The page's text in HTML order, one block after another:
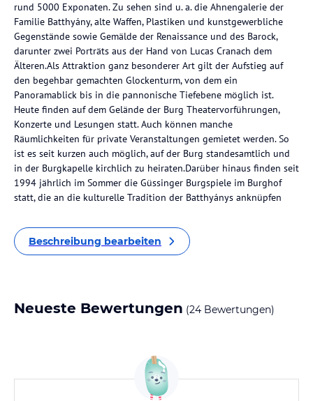
rund 5000 Exponaten. Zu sehen sind u. a. die Ahnengalerie der
Familie Batthyány, alte Waffen, Plastiken und kunstgewerbliche
Gegenstände sowie Gemälde der Renaissance und des Barock,
darunter zwei Porträts aus der Hand von Lucas Cranach dem
Älteren.Als Attraktion ganz besonderer Art gilt der Aufstieg auf
den begehbar gemachten Glockenturm, von dem ein
Panoramablick bis in die pannonische Tiefebene möglich ist.
Heute finden auf dem Gelände der Burg Theatervorführungen,
Konzerte und Lesungen statt. Auch können manche
Räumlichkeiten für private Veranstaltungen gemietet werden. So
ist es seit kurzen auch möglich, auf der Burg standesamtlich und
in der Burgkapelle kirchlich zu heiraten.Darüber hinaus finden seit
1994 jährlich im Sommer die Güssinger Burgspiele im Burghof
statt, die an die kulturelle Tradition der Batthyánys anknüpfen
Beschreibung bearbeiten
Neueste Bewertungen (24 Bewertungen)